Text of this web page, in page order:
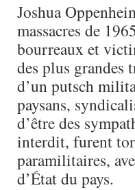
Joshua
massacres de
bourreaux et
des plus grandes
d’un putsch
paysans,
d’être des
interdit, furent
paramilitaires,
d’État du pays.